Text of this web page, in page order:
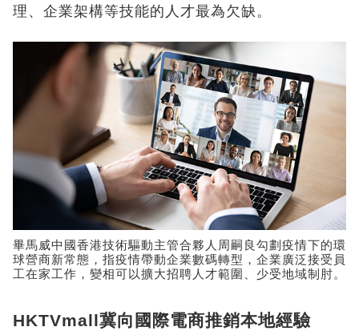
理、企業架構等技能的人才最為欠缺。
畢馬威中國香港技術驅動主管合夥人周嗣良勾劃疫情下的環
球營商新常態，指疫情帶動企業數碼轉型，企業廣泛接受員
工在家工作，變相可以擴大招聘人才範圍、少受地域制肘。
HKTVmall冀向國際電商推銷本地經驗